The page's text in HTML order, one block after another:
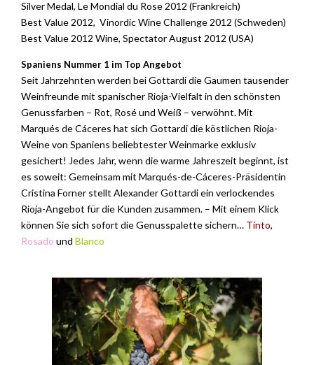
Silver Medal, Le Mondial du Rose 2012 (Frankreich)
Best Value 2012, Vinordic Wine Challenge 2012 (Schweden)
Best Value 2012 Wine, Spectator August 2012 (USA)
Spaniens Nummer 1 im Top Angebot
Seit Jahrzehnten werden bei Gottardi die Gaumen tausender
Weinfreunde mit spanischer Rioja-Vielfalt in den schönsten
Genussfarben – Rot, Rosé und Weiß – verwöhnt. Mit
Marqués de Cáceres hat sich Gottardi die köstlichen Rioja-
Weine von Spaniens beliebtester Weinmarke exklusiv
gesichert! Jedes Jahr, wenn die warme Jahreszeit beginnt, ist
es soweit: Gemeinsam mit Marqués-de-Cáceres-Präsidentin
Cristina Forner stellt Alexander Gottardi ein verlockendes
Rioja-Angebot für die Kunden zusammen. – Mit einem Klick
können Sie sich sofort die Genusspalette sichern… Tinto,
Rosado und Blanco